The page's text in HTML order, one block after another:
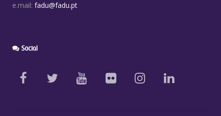
e.mail: fadu@fadu.pt
Social